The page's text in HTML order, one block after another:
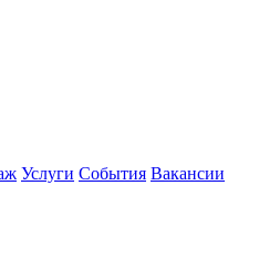
Услуги События Вакансии